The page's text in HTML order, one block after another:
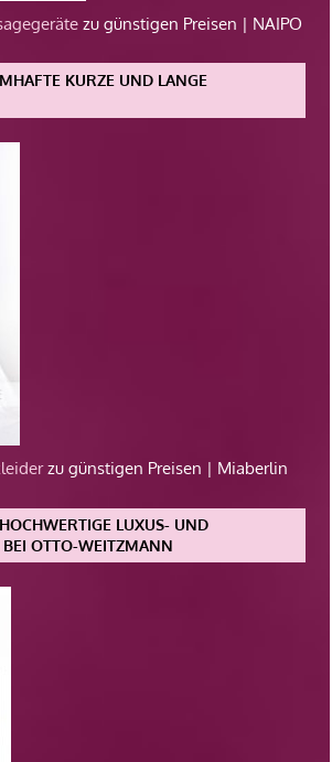
zu günstigen Preisen | NAIPO
KURZE UND LANGE
zu günstigen Preisen | Miaberlin
LUXUS- UND
OTTO-WEITZMANN